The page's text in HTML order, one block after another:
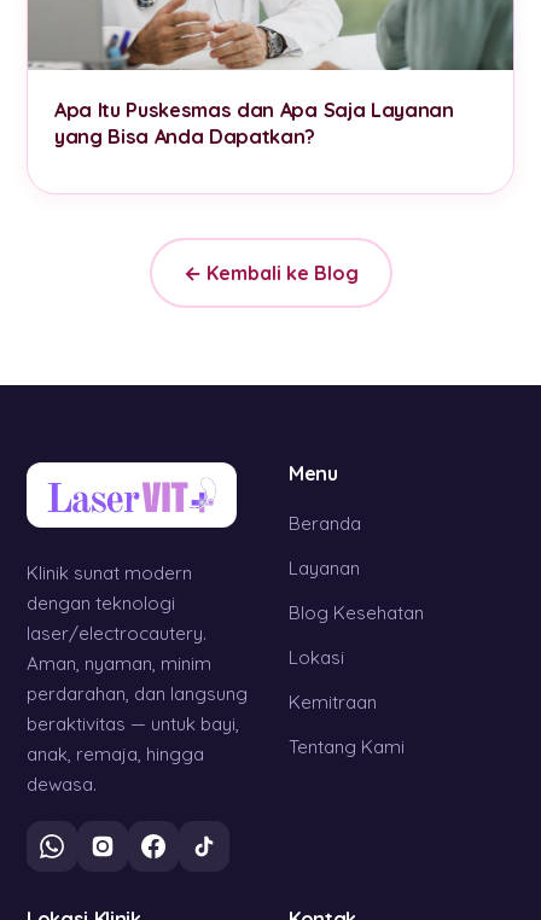
Apa Itu Puskesmas dan Apa Saja Layanan
yang Bisa Anda Dapatkan?
← Kembali ke Blog
Klinik sunat modern
dengan teknologi
laser/electrocautery.
Aman, nyaman, minim
perdarahan, dan langsung
beraktivitas — untuk bayi,
anak, remaja, hingga
dewasa.
Menu
Beranda
Layanan
Blog Kesehatan
Lokasi
Kemitraan
Tentang Kami